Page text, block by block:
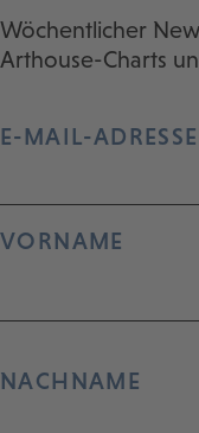
Wöchentlicher
Arthouse-Charts
E-MAIL-ADRESSE
VORNAME
NACHNAME